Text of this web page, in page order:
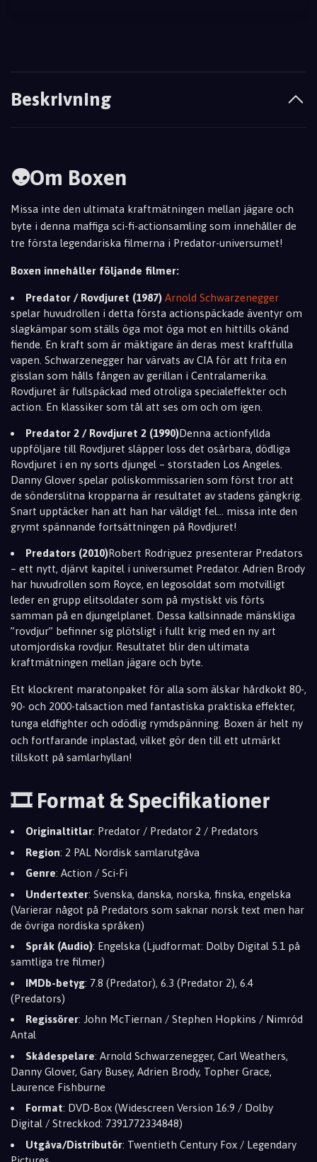
Beskrivning
👽Om Boxen
Missa inte den ultimata kraftmätningen mellan jägare och
byte i denna maffiga sci-fi-actionsamling som innehåller de
tre första legendariska filmerna i Predator-universumet!
Boxen innehåller följande filmer:
Predator / Rovdjuret (1987) Arnold Schwarzenegger
spelar huvudrollen i detta första actionspäckade äventyr om
slagkämpar som ställs öga mot öga mot en hittills okänd
fiende. En kraft som är mäktigare än deras mest kraftfulla
vapen. Schwarzenegger har värvats av CIA för att frita en
gisslan som hålls fången av gerillan i Centralamerika.
Rovdjuret är fullspäckad med otroliga specialeffekter och
action. En klassiker som tål att ses om och om igen.
Predator 2 / Rovdjuret 2 (1990)Denna actionfyllda
uppföljare till Rovdjuret släpper loss det osårbara, dödliga
Rovdjuret i en ny sorts djungel – storstaden Los Angeles.
Danny Glover spelar poliskommissarien som först tror att
de sönderslitna kropparna är resultatet av stadens gängkrig.
Snart upptäcker han att han har väldigt fel... missa inte den
grymt spännande fortsättningen på Rovdjuret!
Predators (2010)Robert Rodriguez presenterar Predators
– ett nytt, djärvt kapitel i universumet Predator. Adrien Brody
har huvudrollen som Royce, en legosoldat som motvilligt
leder en grupp elitsoldater som på mystiskt vis förts
samman på en djungelplanet. Dessa kallsinnade mänskliga
”rovdjur” befinner sig plötsligt i fullt krig med en ny art
utomjordiska rovdjur. Resultatet blir den ultimata
kraftmätningen mellan jägare och byte.
Ett klockrent maratonpaket för alla som älskar hårdkokt 80-,
90- och 2000-talsaction med fantastiska praktiska effekter,
tunga eldfighter och odödlig rymdspänning. Boxen är helt ny
och fortfarande inplastad, vilket gör den till ett utmärkt
tillskott på samlarhyllan!
🎞️ Format & Specifikationer
Originaltitlar: Predator / Predator 2 / Predators
Region: 2 PAL Nordisk samlarutgåva
Genre: Action / Sci-Fi
Undertexter: Svenska, danska, norska, finska, engelska
(Varierar något på Predators som saknar norsk text men har
de övriga nordiska språken)
Språk (Audio): Engelska (Ljudformat: Dolby Digital 5.1 på
samtliga tre filmer)
IMDb-betyg: 7.8 (Predator), 6.3 (Predator 2), 6.4
(Predators)
Regissörer: John McTiernan / Stephen Hopkins / Nimród
Antal
Skådespelare: Arnold Schwarzenegger, Carl Weathers,
Danny Glover, Gary Busey, Adrien Brody, Topher Grace,
Laurence Fishburne
Format: DVD-Box (Widescreen Version 16:9 / Dolby
Digital / Streckkod: 7391772334848)
Utgåva/Distributör: Twentieth Century Fox / Legendary